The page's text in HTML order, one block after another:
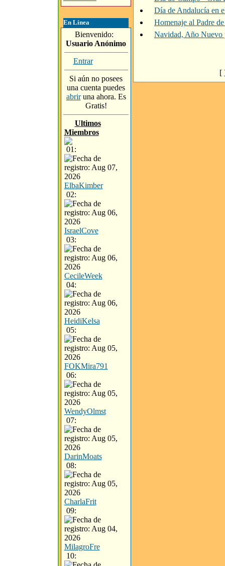
En Línea
Bienvenido:
Usuario Anónimo
Entrar
Si aún no posees
una cuenta puedes
abriruna ahora. Es
Gratis!
Ultimos
Miembros
01:
ElbaKimber
02:
IsraelCove
03:
CecileWeek
04:
HeidiKelsa
05:
FOKMira791
06:
WendyOlmst
07:
DarinMoats
08:
CharlaFrit
09:
MilagroFre
10:
Día de Andalucía en
Homenaje al Padre
Navidad, Año Nuevo
[